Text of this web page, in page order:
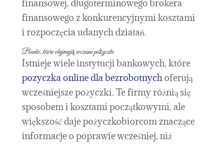
finansowej, długoterminowego brokera
finansowego z konkurencyjnymi kosztami
i rozpoczęcia udanych działań.
Banki, które obejmują wczesne pożyczki
Istnieje wiele instytucji bankowych, które
pozyczka online dla bezrobotnychoferują
wcześniejsze pożyczki. Te firmy różnią się
sposobem i kosztami początkowymi, ale
większość daje pożyczkobiorcom znaczące
informacje o poprawie wcześniej, niż